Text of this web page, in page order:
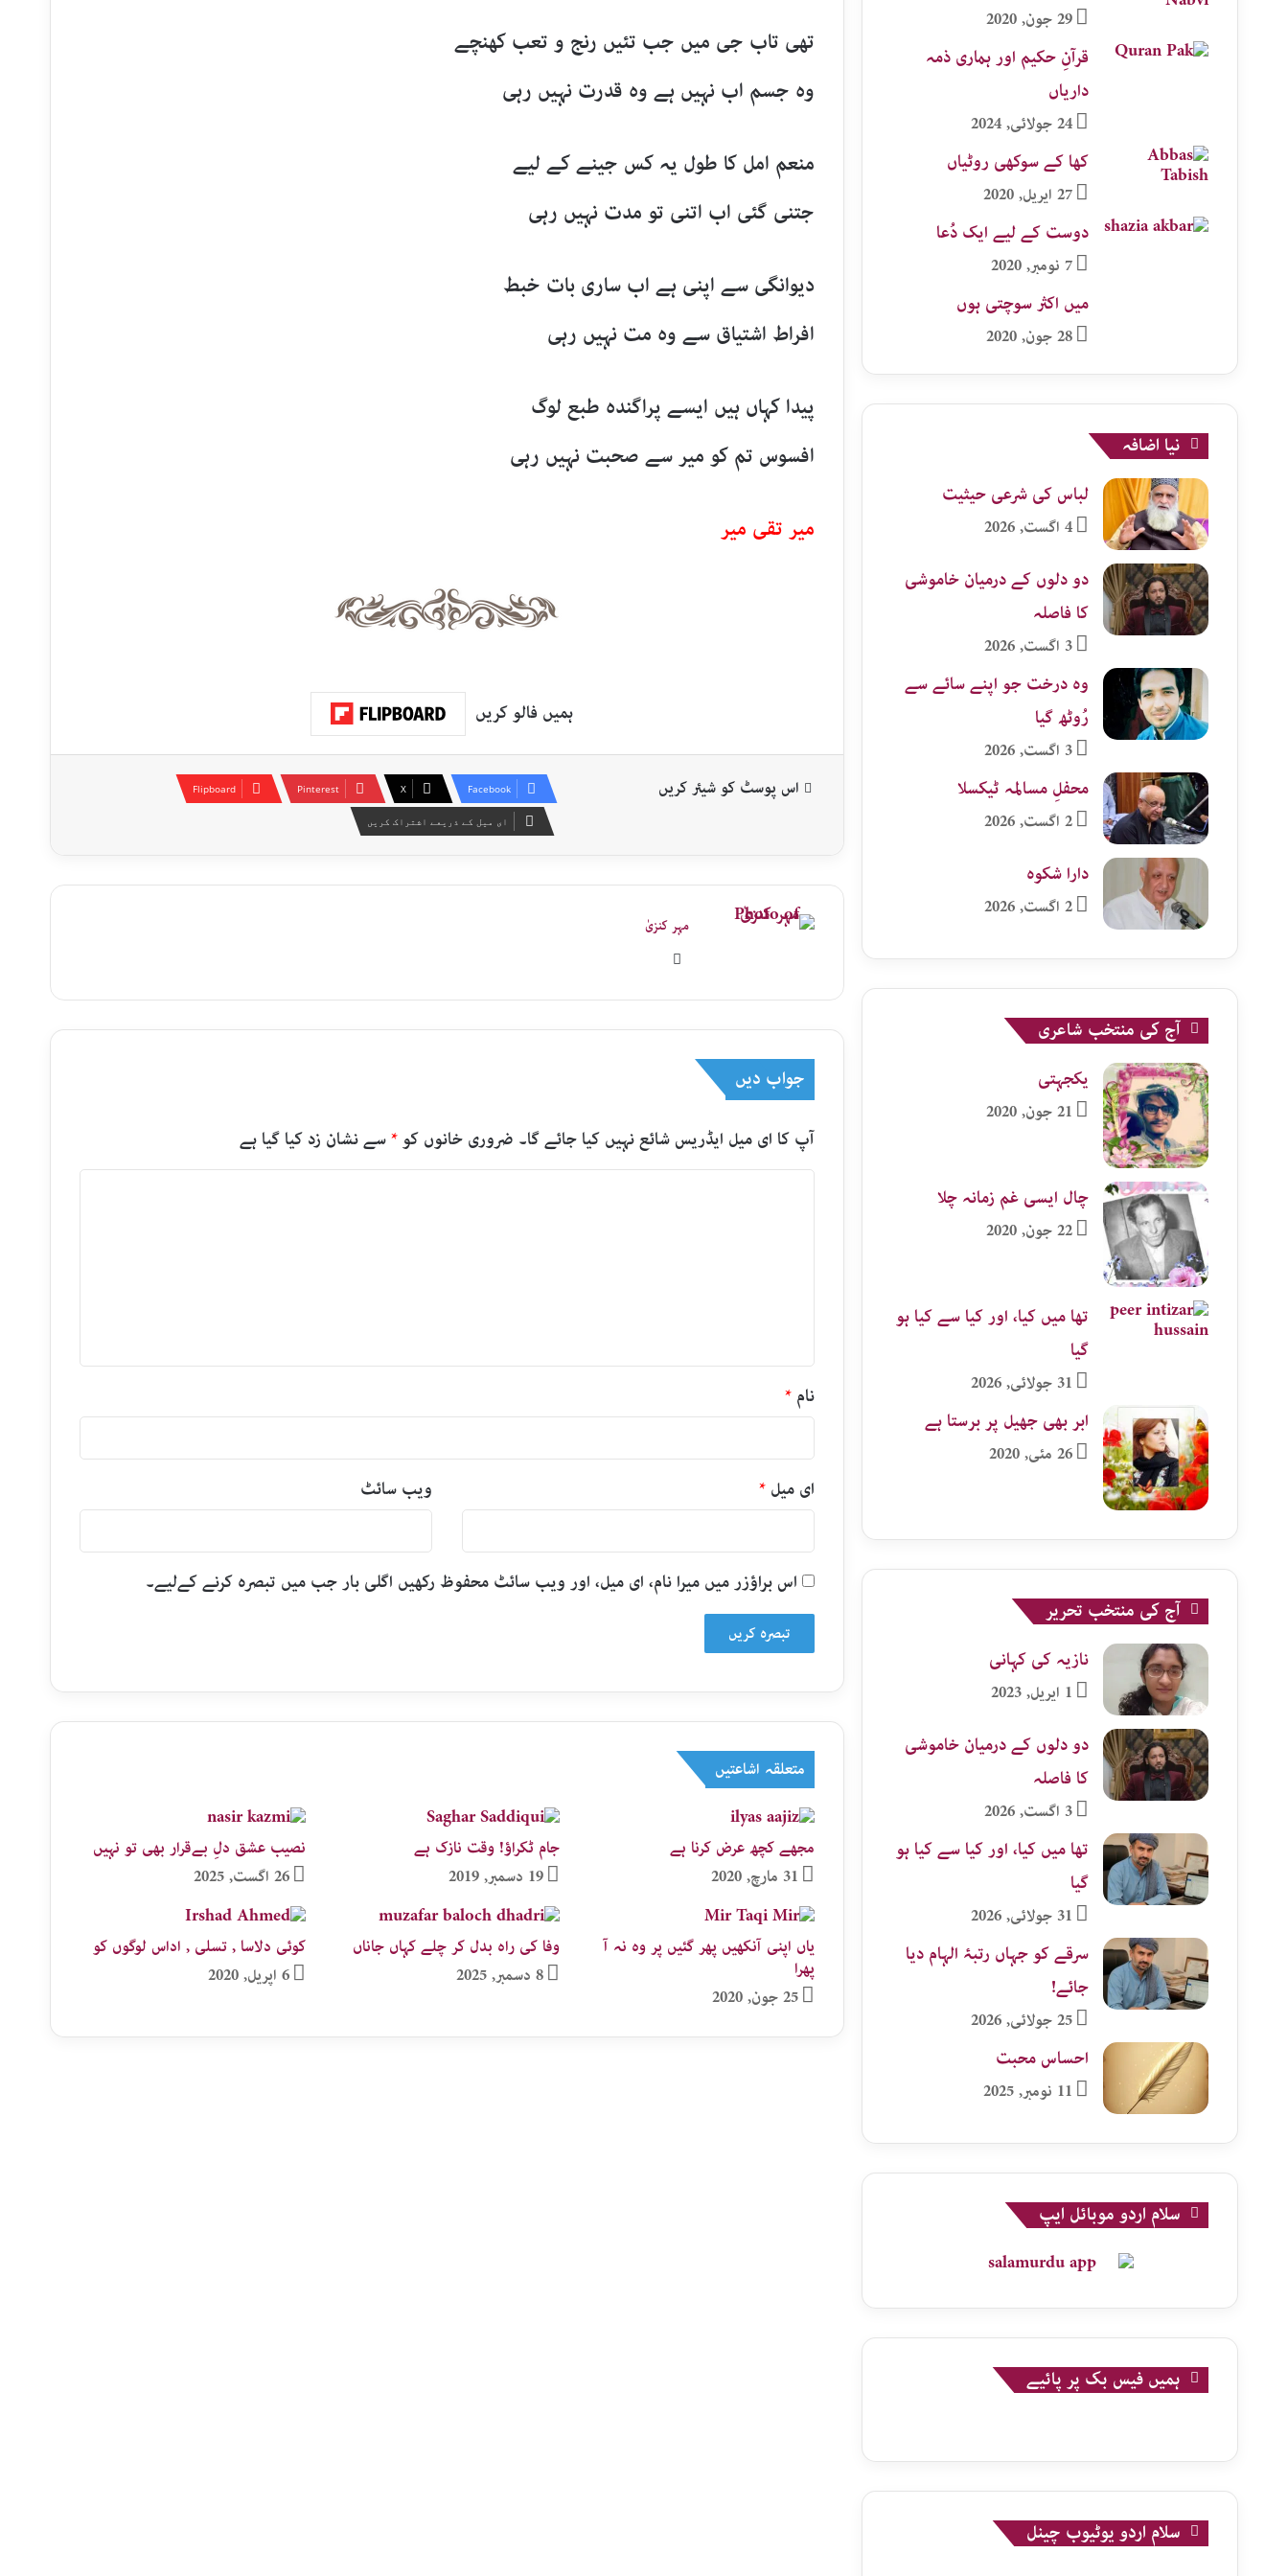
تھی تاب جی میں جب تئیں رنج و تعب کھنچے
وہ جسم اب نہیں ہے وہ قدرت نہیں رہی
منعم امل کا طول یہ کس جینے کے لیے
جتنی گئی اب اتنی تو مدت نہیں رہی
دیوانگی سے اپنی ہے اب ساری بات خبط
افراط اشتیاق سے وہ مت نہیں رہی
پیدا کہاں ہیں ایسے پراگندہ طبع لوگ
افسوس تم کو میر سے صحبت نہیں رہی
میر تقی میر
ہمیں فالو کریں
اس پوسٹ کو شیئر کریں Facebook
X
Pinterest
Flipboard
ای میل کے ذریعے اشتراک کریں
مہر کنزیٰ
جواب دیں
آپ کا ای میل ایڈریس شائع نہیں کیا جائے گا۔ ضروری خانوں کو*سے نشان زد کیا گیا ہے
نام*
ای میل* ویب‌ سائٹ
اس براؤزر میں میرا نام، ای میل، اور ویب سائٹ محفوظ رکھیں اگلی بار جب میں تبصرہ کرنے کےلیے۔
متعلقہ اشاعتیں
مجھے کچھ عرض کرنا ہے
31 مارچ, 2020
جام ٹکراؤ! وقت نازک ہے
19 دسمبر, 2019
نصیب عشق دلِ بےقرار بھی تو نہیں
26 اگست, 2025
یاں اپنی آنکھیں پھر گئیں پر وہ نہ آ
پھرا
25 جون, 2020
وفا کی راہ بدل کر چلے کہاں جاناں
8 دسمبر, 2025
کوئی دلاسا , تسلی , اداس لوگوں کو
6 اپریل, 2020
29 جون, 2020
قرآنِ حکیم اور ہماری ذمہ
داریاں
24 جولائی, 2024
کھا کے سوکھی روٹیاں
27 اپریل, 2020
دوست کے لیے ایک دُعا
7 نومبر, 2020
میں اکثر سوچتی ہوں
28 جون, 2020
نیا اضافہ
لباس کی شرعی حیثیت
4 اگست, 2026
دو دلوں کے درمیان خاموشی
کا فاصلہ
3 اگست, 2026
وہ درخت جو اپنے سائے سے
رُوٹھ گیا
3 اگست, 2026
محفلِ مسالمہ ٹیکسلا
2 اگست, 2026
دارا شکوہ
2 اگست, 2026
آج کی منتخب شاعری
یکجہتی
21 جون, 2020
چال ایسی غم زمانہ چلا
22 جون, 2020
تھا میں کیا، اور کیا سے کیا ہو
گیا
31 جولائی, 2026
ابر بھی جھیل پر برستا ہے
26 مئی, 2020
آج کی منتخب تحریر
نازیہ کی کہانی
1 اپریل, 2023
دو دلوں کے درمیان خاموشی
کا فاصلہ
3 اگست, 2026
تھا میں کیا، اور کیا سے کیا ہو
گیا
31 جولائی, 2026
سرقے کو جہاں رتبۂ الہام دیا
جائے!
25 جولائی, 2026
احساس محبت
11 نومبر, 2025
سلام اردو موبائل ایپ
ہمیں فیس بک پر پائیے
سلام اردو یوٹیوب چینل